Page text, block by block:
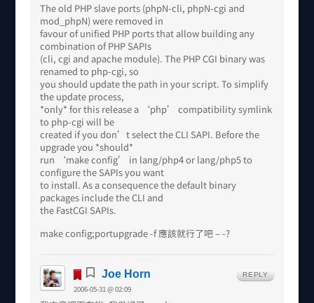
The old PHP slave ports (phpN-cli, phpN-cgi and
mod_phpN) were removed in
favour of unified PHP ports that allow building any
combination of PHP SAPIs
(cli, cgi and apache module). The PHP CGI binary was
renamed to php-cgi, so
you should update the path in your script. To simplify
the update process,
*only* for this release a ‘php’ compatibility symlink
to php-cgi will be
created if you don’t select the CLI SAPI. Before the
upgrade you *should*
run ‘make config’ in lang/php4 or lang/php5 to
configure the SAPIs you want
to install. As a consequence the default binary
packages include the CLI and
the FastCGI SAPIs.
make config;portupgrade -f 應該就行了吧 – -?
Joe Horn
2006-05-31 @ 02:09
REPLY